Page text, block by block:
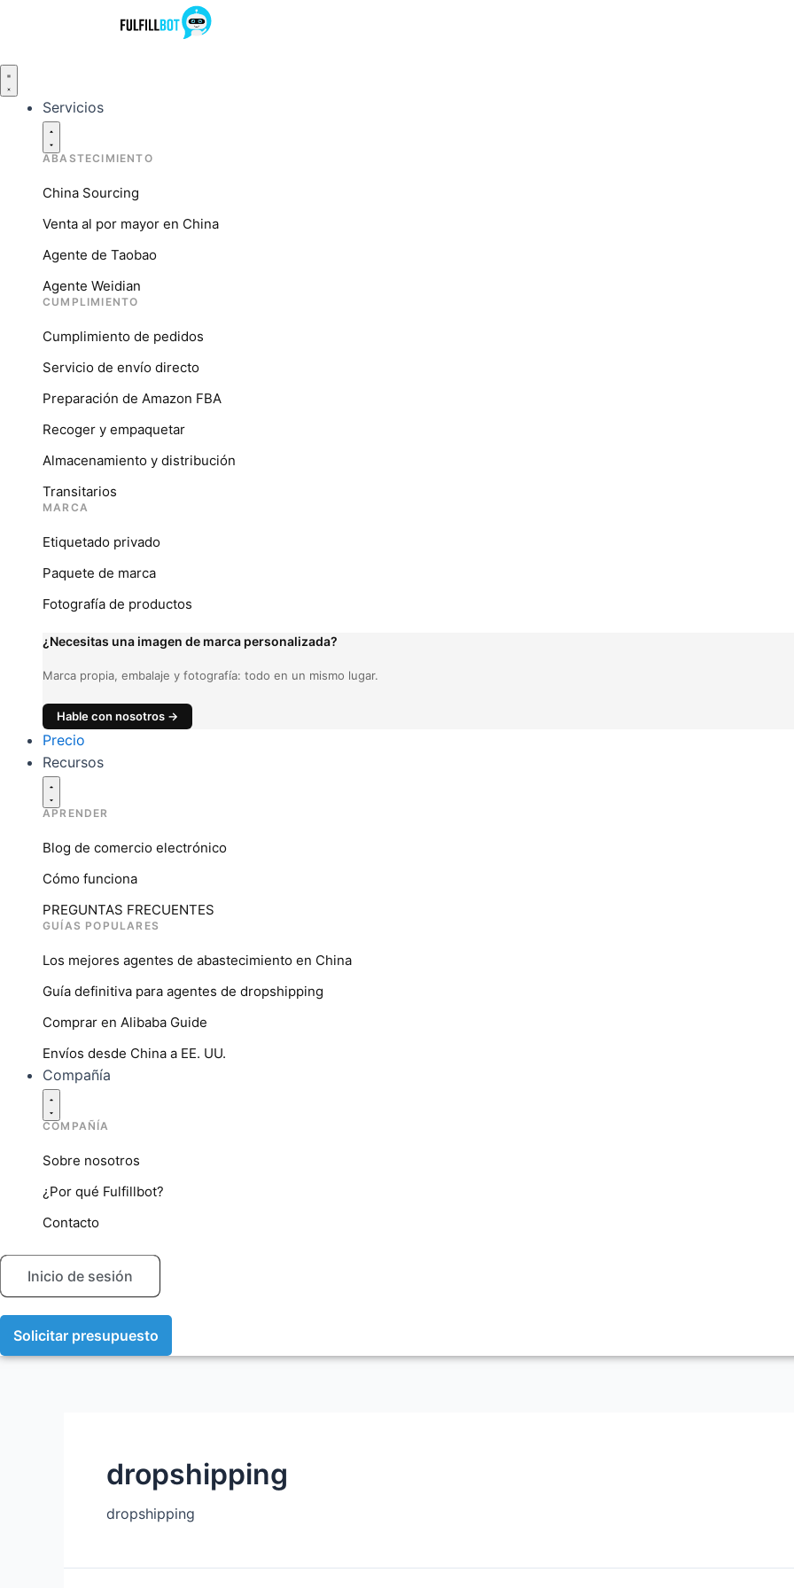
Servicios
ABASTECIMIENTO
China Sourcing
Venta al por mayor en China
Agente de Taobao
Agente Weidian
CUMPLIMIENTO
Cumplimiento de pedidos
Servicio de envío directo
Preparación de Amazon FBA
Recoger y empaquetar
Almacenamiento y distribución
Transitarios
MARCA
Etiquetado privado
Paquete de marca
Fotografía de productos
¿Necesitas una imagen de marca personalizada?
Marca propia, embalaje y fotografía: todo en un mismo lugar.
Hable con nosotros →
Precio
Recursos
APRENDER
Blog de comercio electrónico
Cómo funciona
PREGUNTAS FRECUENTES
GUÍAS POPULARES
Los mejores agentes de abastecimiento en China
Guía definitiva para agentes de dropshipping
Comprar en Alibaba Guide
Envíos desde China a EE. UU.
Compañía
COMPAÑÍA
Sobre nosotros
¿Por qué Fulfillbot?
Contacto
Inicio de sesión
Solicitar presupuesto
dropshipping
dropshipping